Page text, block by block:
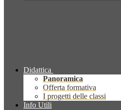
Didattica
Panoramica
Offerta formativa
I progetti delle classi
Info Utili